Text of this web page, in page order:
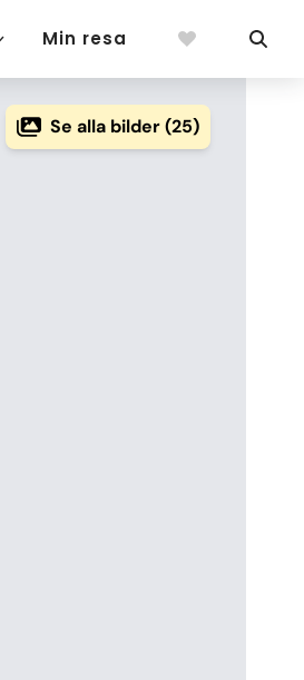
Min resa
Se alla bilder (25)